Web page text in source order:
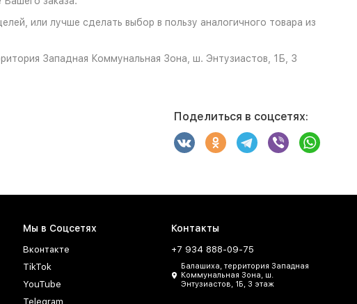
или лучше сделать выбор в пользу аналогичного товара из
Западная Коммунальная Зона, ш. Энтузиастов, 1Б, 3
Поделиться в соцсетях:
Мы в Соцсетях
Вконтакте
TikTok
YouTube
Telegram
Контакты
+7 934 888-09-75
Балашиха, территория Западная
Коммунальная Зона, ш.
Энтузиастов, 1Б, 3 этаж